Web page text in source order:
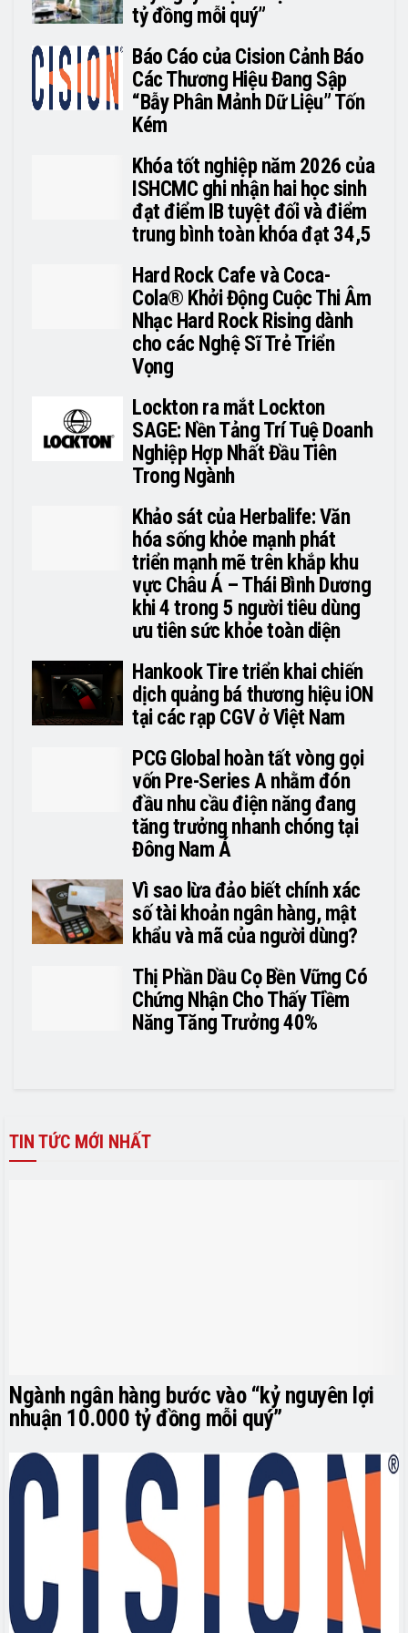
tỷ đồng mỗi quý”
Báo Cáo của Cision Cảnh Báo
Các Thương Hiệu Đang Sập
“Bẫy Phân Mảnh Dữ Liệu” Tốn
Kém
Khóa tốt nghiệp năm 2026 của
ISHCMC ghi nhận hai học sinh
đạt điểm IB tuyệt đối và điểm
trung bình toàn khóa đạt 34,5
Hard Rock Cafe và Coca-
Cola® Khởi Động Cuộc Thi Âm
Nhạc Hard Rock Rising dành
cho các Nghệ Sĩ Trẻ Triển
Vọng
Lockton ra mắt Lockton
SAGE: Nền Tảng Trí Tuệ Doanh
Nghiệp Hợp Nhất Đầu Tiên
Trong Ngành
Khảo sát của Herbalife: Văn
hóa sống khỏe mạnh phát
triển mạnh mẽ trên khắp khu
vực Châu Á – Thái Bình Dương
khi 4 trong 5 người tiêu dùng
ưu tiên sức khỏe toàn diện
Hankook Tire triển khai chiến
dịch quảng bá thương hiệu iON
tại các rạp CGV ở Việt Nam
PCG Global hoàn tất vòng gọi
vốn Pre-Series A nhằm đón
đầu nhu cầu điện năng đang
tăng trưởng nhanh chóng tại
Đông Nam Á
Vì sao lừa đảo biết chính xác
số tài khoản ngân hàng, mật
khẩu và mã của người dùng?
Thị Phần Dầu Cọ Bền Vững Có
Chứng Nhận Cho Thấy Tiềm
Năng Tăng Trưởng 40%
TIN TỨC MỚI NHẤT
Ngành ngân hàng bước vào “kỷ nguyên lợi
nhuận 10.000 tỷ đồng mỗi quý”